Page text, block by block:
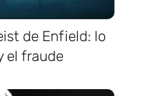
de Enfield: lo
el fraude